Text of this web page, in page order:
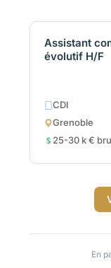
Assistant
évolutif H/F
CDI
Grenoble
25-30 k €
En